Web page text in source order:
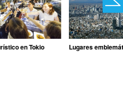
en Tokio Lugares